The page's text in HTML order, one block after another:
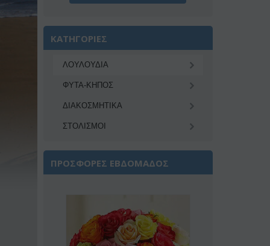
ΚΑΤΗΓΟΡΙΕΣ
ΛΟΥΛΟΥΔΙΑ
ΦΥΤΑ-ΚΗΠΟΣ
ΔΙΑΚΟΣΜΗΤΙΚA
ΣΤΟΛΙΣΜΟΙ
ΠΡΟΣΦΟΡΕΣ ΕΒΔΟΜΑΔΟΣ